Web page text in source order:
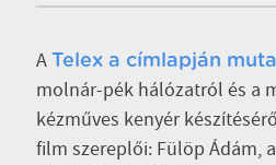
A Telex a címlapján
molnár-pék hálózatról és a
kézműves kenyér
film szereplői: Fülöp Ádám,